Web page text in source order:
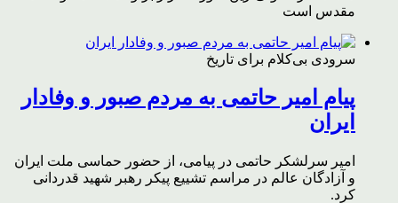
مقدس است
سرودی بی‌کلام برای تاریخ
پیام امیر حاتمی به مردم صبور و وفادار
ایران
امیر سرلشکر حاتمی در پیامی، از حضور حماسی ملت ایران
و آزادگان عالم در مراسم تشییع پیکر رهبر شهید قدردانی
کرد.